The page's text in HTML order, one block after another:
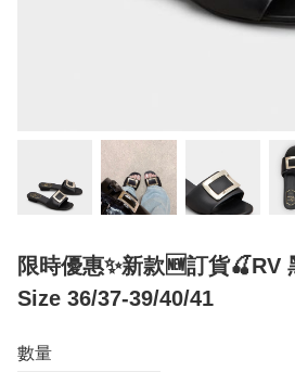
限時優惠✨新款🆕訂貨🍒RV
Size 36/37-39/40/41
數量